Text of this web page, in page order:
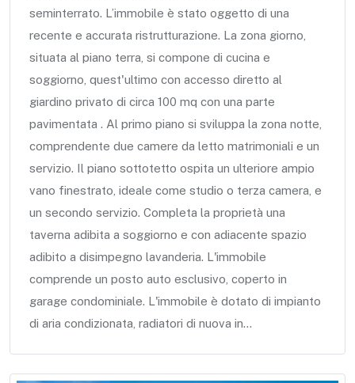
seminterrato. L’immobile è stato oggetto di una
recente e accurata ristrutturazione. La zona giorno,
situata al piano terra, si compone di cucina e
soggiorno, quest'ultimo con accesso diretto al
giardino privato di circa 100 mq con una parte
pavimentata . Al primo piano si sviluppa la zona notte,
comprendente due camere da letto matrimoniali e un
servizio. Il piano sottotetto ospita un ulteriore ampio
vano finestrato, ideale come studio o terza camera, e
un secondo servizio. Completa la proprietà una
taverna adibita a soggiorno e con adiacente spazio
adibito a disimpegno lavanderia. L'immobile
comprende un posto auto esclusivo, coperto in
garage condominiale. L'immobile è dotato di impianto
di aria condizionata, radiatori di nuova in...